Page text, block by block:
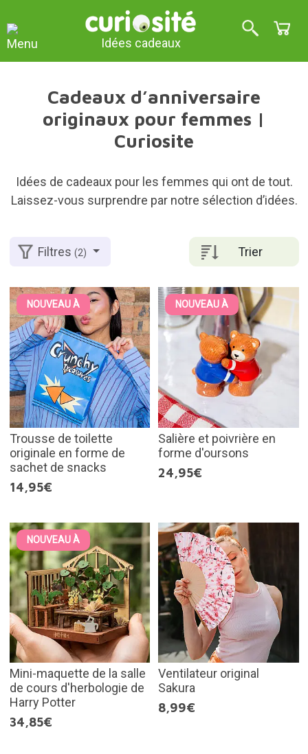
Idées cadeaux
Cadeaux d’anniversaire
originaux pour femmes |
Curiosite
Idées de cadeaux pour les femmes qui ont de tout.
Laissez-vous surprendre par notre sélection d’idées.
Trier
Filtres(2)
NOUVEAU À
Trousse de toilette
originale en forme de
sachet de snacks
14,95€
NOUVEAU À
Salière et poivrière en
forme d'oursons
24,95€
NOUVEAU À
Mini-maquette de la salle
de cours d'herbologie de
Harry Potter
34,85€
Ventilateur original
Sakura
8,99€